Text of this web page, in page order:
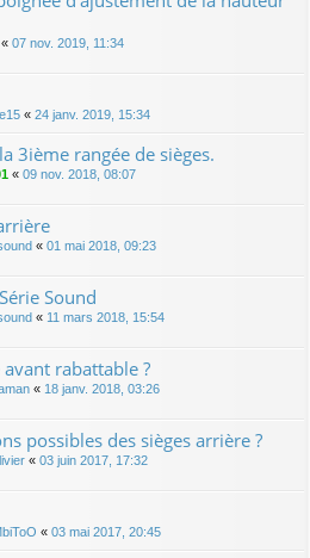
« 07 nov. 2019, 11:34
« 24 janv. 2019, 15:34
3ième rangée de sièges.
« 09 nov. 2018, 08:07
« 01 mai 2018, 09:23
Sound
« 11 mars 2018, 15:54
rabattable ?
« 18 janv. 2018, 03:26
possibles des sièges arrière ?
« 03 juin 2017, 17:32
« 03 mai 2017, 20:45